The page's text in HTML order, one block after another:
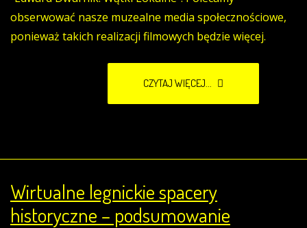
obserwować nasze muzealne media społecznościowe,
ponieważ takich realizacji filmowych będzie więcej.
CZYTAJ WIĘCEJ...
Wirtualne legnickie spacery
historyczne – podsumowanie